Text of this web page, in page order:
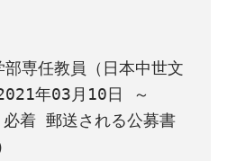
専任教員（日本中世文
年03月10日 ～
着 郵送される公募書